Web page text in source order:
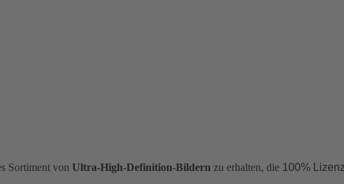
Sortiment von Ultra-High-Definition-Bildern zu erhalten, die 100%